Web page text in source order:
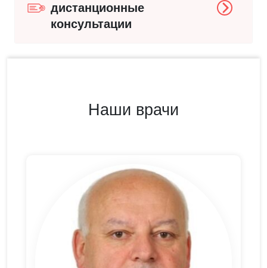
дистанционные
консультации
Наши врачи